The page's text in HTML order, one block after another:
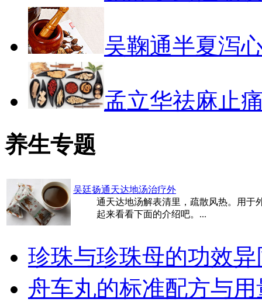
吴鞠通半夏泻
孟立华祛麻止
养生专题
吴廷扬通天达地汤治疗外
通天达地汤解表清里，疏散风热。用于
起来看看下面的介绍吧。...
珍珠与珍珠母的功效异
舟车丸的标准配方与用